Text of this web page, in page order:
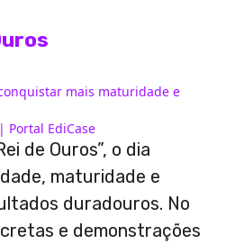
mais maturidade e
Portal EdiCase
de Ouros”, o dia
maturidade e
duradouros. No
e demonstrações